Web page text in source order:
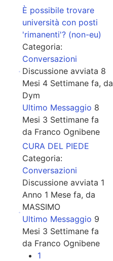
È possibile trovare
università con posti
'rimanenti'? (non-eu)
Categoria:
Conversazioni
Discussione avviata 8
Mesi 4 Settimane fa, da
Dym
Ultimo Messaggio 8
Mesi 3 Settimane fa
da Franco Ognibene
CURA DEL PIEDE
Categoria:
Conversazioni
Discussione avviata 1
Anno 1 Mese fa, da
MASSIMO
Ultimo Messaggio 9
Mesi 3 Settimane fa
da Franco Ognibene
1